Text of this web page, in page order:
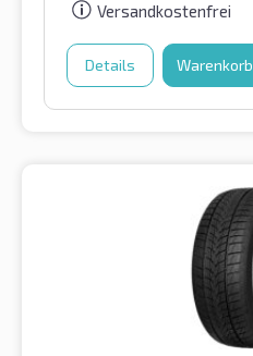
Versandkostenfrei
Details Warenkorb